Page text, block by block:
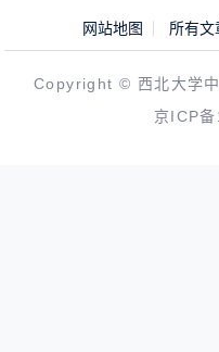
网站地图 所有文
Copyright © 西北大学中
京ICP